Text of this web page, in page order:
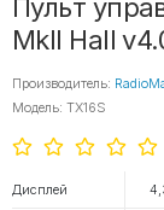
Пульт
MkII Hall
Производитель:
Модель: TX16S
Дисплей